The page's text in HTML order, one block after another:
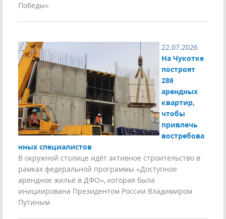
Победы»
22.07.2026
На Чукотке
построят
286
арендных
квартир,
чтобы
привлечь
востребова
нных специалистов
В окружной столице идёт активное строительство в
рамках федеральной программы «Доступное
арендное жильё в ДФО», которая была
инициирована Президентом России Владимиром
Путиным